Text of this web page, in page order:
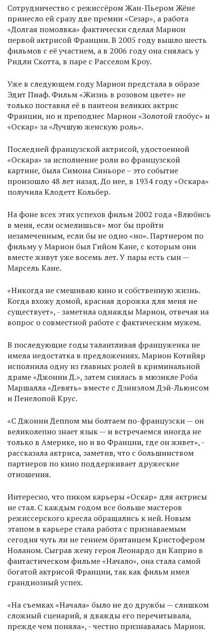
Сотрудничество с режиссёром Жан-Пьером Жёне
принесло ей сразу две премии «Сезар», а работа
«Долгая помолвка» фактически сделал Марион
первой актрисой Франции. В 2005 году вышло шесть
фильмов с её участием, а в 2006 году она снялась у
Ридли Скотта, в паре с Расселом Кроу.
Уже в следующем году Марион предстала в образе
Эдит Пиаф. Фильм «Жизнь в розовом цвете» не
только поставил её в пантеон великих актрис
Франции, но и преподнес Марион «Золотой глобус» и
«Оскар» за «Лучшую женскую роль».
Последней французской актрисой, удостоенной
«Оскара» за исполнение роли во французской
картине, была Симона Синьоре – это событие
произошло 48 лет назад. До нее, в 1934 году «Оскара»
получила Клодетт Кольбер.
На фоне всех этих успехов фильм 2002 года «Влюбись
в меня, если осмелишься» мог бы пройти
незамеченным, если бы не одно «но». Партнером по
фильму у Марион был Гийом Кане, с которым они
вместе живут уже восемь лет. У пары есть сын —
Марсель Кане.
«Никогда не смешиваю кино и собственную жизнь.
Когда вхожу домой, красная дорожка для меня не
существует», - заметила однажды Марион, отвечая на
вопрос о совместной работе с фактическим мужем.
В последующие годы талантливая француженка не
имела недостатка в предложениях. Марион Котийяр
исполнила одну из главных ролей в криминальной
драме «Джонни Д.», затем снялась в мюзикле Роба
Маршалла «Девять» вместе с Дэниэлом Дэй-Льюисом
и Пенелопой Крус.
«С Джонни Деппом мы болтаем по-французски — он
великолепно знает язык — и встречаемся иногда не
только в Америке, но и во Франции, где он живет», -
рассказала актриса, заметив, что с большинством
партнеров по кино поддерживает дружеские
отношения.
Интересно, что пиком карьеры «Оскар» для актрисы
не стал. С каждым годом все больше мастеров
режиссерского кресла обращались к ней. Новым
этапом в карьере стала работа с признаваемым
сегодня чуть ли не гением британцем Кристофером
Ноланом. Сыграв жену героя Леонардо ди Каприо в
фантастическом фильме «Начало», она стала самой
богатой актрисой Франции, так как фильм имел
грандиозный успех.
«На съемках «Начала» было не до дружбы — слишком
сложный сценарий, я дважды его перечитывала,
прежде чем поняла», - честно признавалась Марион.